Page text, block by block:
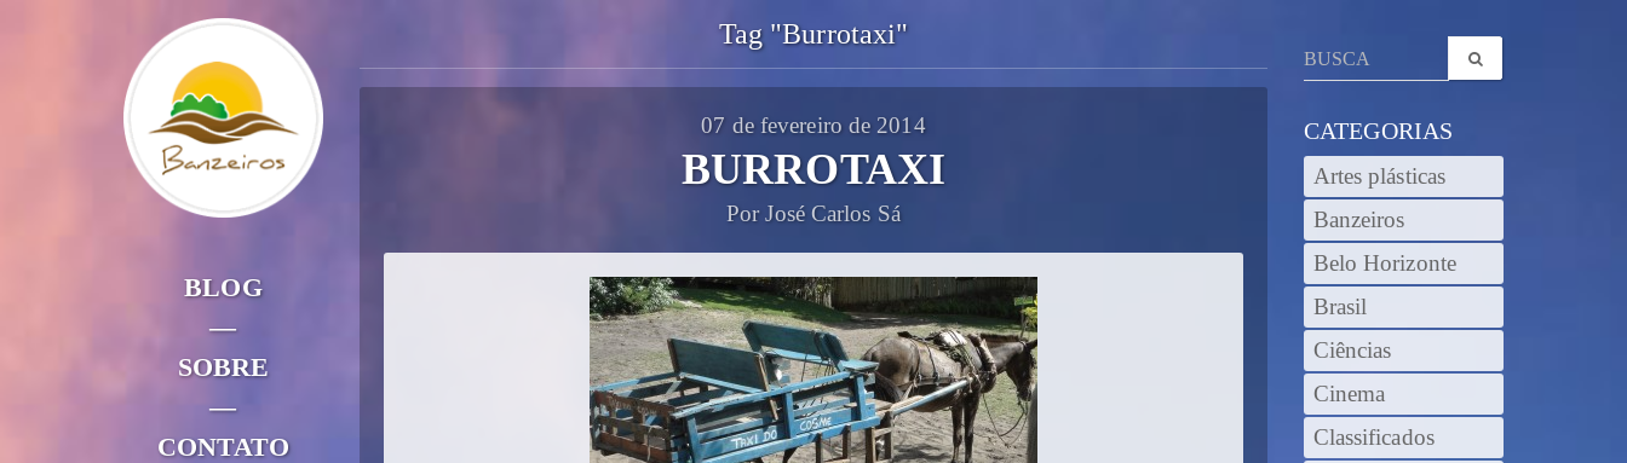
BLOG
—
SOBRE
—
CONTATO
Tag "Burrotaxi"
07 de fevereiro de 2014
BURROTAXI
Por José Carlos Sá
CATEGORIAS
Artes plásticas
Banzeiros
Belo Horizonte
Brasil
Ciências
Cinema
Classificados